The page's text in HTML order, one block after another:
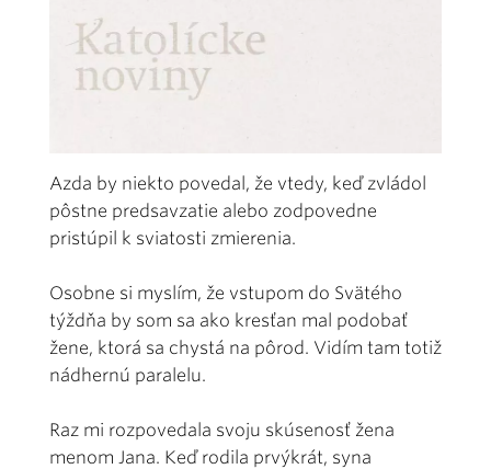
Azda by niekto povedal, že vtedy, keď zvládol
pôstne predsavzatie alebo zodpovedne
pristúpil k sviatosti zmierenia.
Osobne si myslím, že vstupom do Svätého
týždňa by som sa ako kresťan mal podobať
žene, ktorá sa chystá na pôrod. Vidím tam totiž
nádhernú paralelu.
Raz mi rozpovedala svoju skúsenosť žena
menom Jana. Keď rodila prvýkrát, syna